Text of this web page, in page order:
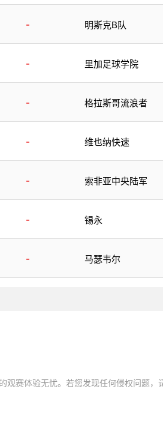
- 明斯克B队
- 里加足球学院
- 格拉斯哥流浪者
- 维也纳快速
- 索非亚中央陆军
- 锡永
- 马瑟韦尔
观赛体验无忧。若您发现任何侵权问题，